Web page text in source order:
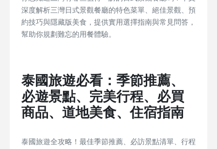
深度解析三灣日式景觀餐廳的特色菜單、絕佳景觀、預
約技巧與隱藏版美食，提供實用選擇指南與常見問答，
幫助你規劃難忘的用餐體驗。
泰國旅遊必看：季節推薦、
必遊景點、完美行程、必買
商品、道地美食、住宿指南
泰國旅遊全攻略！最佳季節推薦、必訪景點清單、行程